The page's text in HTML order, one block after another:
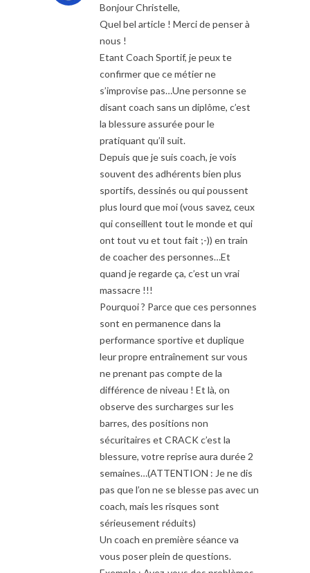
Bonjour Christelle,
Quel bel article ! Merci de penser à
nous !
Etant Coach Sportif, je peux te
confirmer que ce métier ne
s’improvise pas…Une personne se
disant coach sans un diplôme, c’est
la blessure assurée pour le
pratiquant qu’il suit.
Depuis que je suis coach, je vois
souvent des adhérents bien plus
sportifs, dessinés ou qui poussent
plus lourd que moi (vous savez, ceux
qui conseillent tout le monde et qui
ont tout vu et tout fait ;-)) en train
de coacher des personnes…Et
quand je regarde ça, c’est un vrai
massacre !!!
Pourquoi ? Parce que ces personnes
sont en permanence dans la
performance sportive et duplique
leur propre entraînement sur vous
ne prenant pas compte de la
différence de niveau ! Et là, on
observe des surcharges sur les
barres, des positions non
sécuritaires et CRACK c’est la
blessure, votre reprise aura durée 2
semaines…(ATTENTION : Je ne dis
pas que l’on ne se blesse pas avec un
coach, mais les risques sont
sérieusement réduits)
Un coach en première séance va
vous poser plein de questions.